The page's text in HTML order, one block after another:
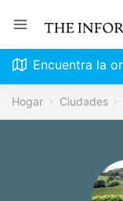
Encuentra la
Hogar Ciudades